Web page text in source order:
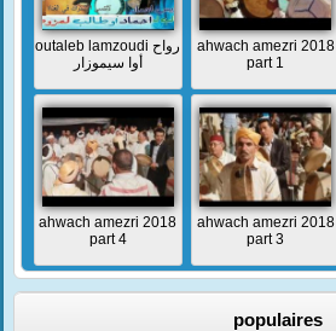
outaleb lamzoudi رواح
أوا سيموزار
ahwach amezri 2018
part 1
ahwach amezri 2018
part 4
ahwach amezri 2018
part 3
populaires